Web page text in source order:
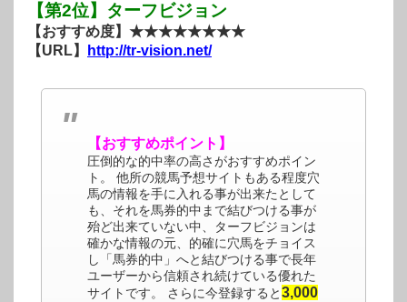
【第2位】ターフビジョン
【おすすめ度】★★★★★★★★
【URL】
http://tr-vision.net/
【おすすめポイント】
圧倒的な的中率の高さがおすすめポイン
ト。 他所の競馬予想サイトもある程度穴
馬の情報を手に入れる事が出来たとして
も、それを馬券的中まで結びつける事が
殆ど出来ていない中、ターフビジョンは
確かな情報の元、的確に穴馬をチョイス
し「馬券的中」へと結びつける事で長年
ユーザーから信頼され続けている優れた
サイトです。 さらに今登録すると3,000